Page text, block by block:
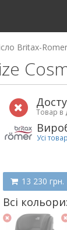
Britax-
Товар в
Усі
13 230 грн.
Всі кольори: